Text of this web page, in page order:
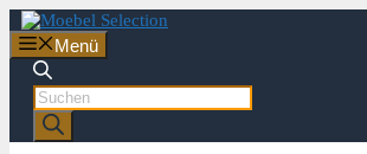
Zum
Inhalt
springen
Menü
Products
search